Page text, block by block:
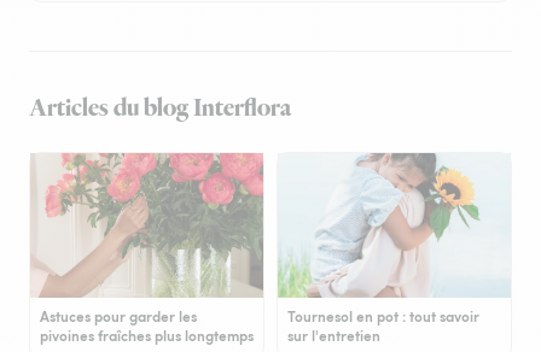
Articles du blog Interflora
Astuces pour garder les
pivoines fraîches plus longtemps
Tournesol en pot : tout savoir
sur l'entretien